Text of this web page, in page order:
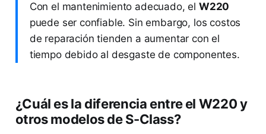
Con el mantenimiento adecuado, el W220
puede ser confiable. Sin embargo, los costos
de reparación tienden a aumentar con el
tiempo debido al desgaste de componentes.
¿Cuál es la diferencia entre el W220 y
otros modelos de S-Class?